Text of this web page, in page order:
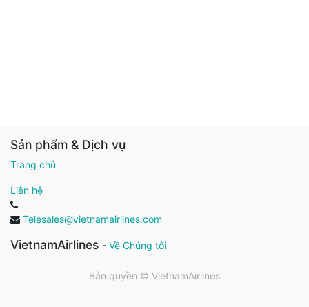
Sản phẩm & Dịch vụ
Trang chủ
Liên hệ
Telesales@vietnamairlines.com
VietnamAirlines - Về Chúng tôi
Bản quyền © VietnamAirlines